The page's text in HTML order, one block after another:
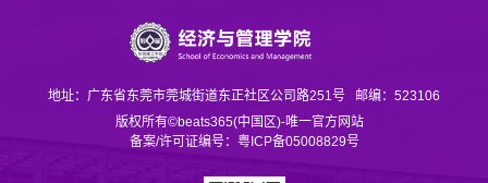
地址：广东省东莞市莞城街道东正社区公司路251号 邮编：523106
版权所有©beats365(中国区)-唯一官方网站
备案/许可证编号：粤ICP备05008829号